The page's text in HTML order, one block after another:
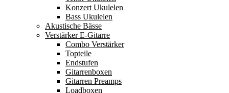
Konzert Ukulelen
Bass Ukulelen
Akustische Bässe
Verstärker E-Gitarre
Combo Verstärker
Topteile
Endstufen
Gitarrenboxen
Gitarren Preamps
Loadboxen